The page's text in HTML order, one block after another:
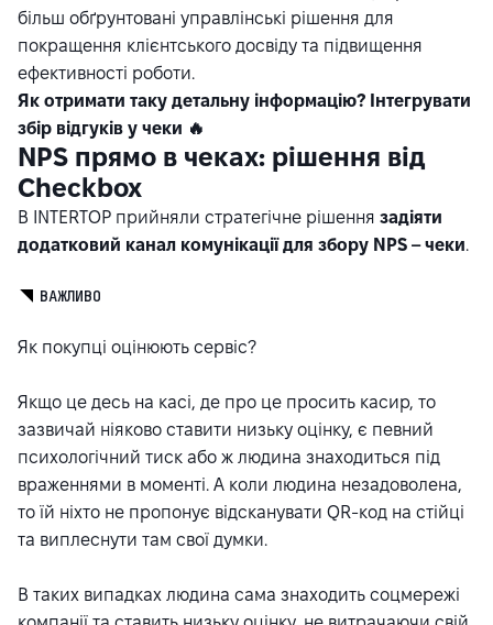
більш обґрунтовані управлінські рішення для
покращення клієнтського досвіду та підвищення
ефективності роботи.
Як отримати таку детальну інформацію? Інтегрувати
збір відгуків у чеки 🔥
NPS прямо в чеках: рішення від
Checkbox
В INTERTOP прийняли стратегічне рішення задіяти
додатковий канал комунікації для збору NPS – чеки.
ВАЖЛИВО
Як покупці оцінюють сервіс?
Якщо це десь на касі, де про це просить касир, то
зазвичай ніяково ставити низьку оцінку, є певний
психологічний тиск або ж людина знаходиться під
враженнями в моменті. А коли людина незадоволена,
то їй ніхто не пропонує відсканувати QR-код на стійці
та виплеснути там свої думки.
В таких випадках людина сама знаходить соцмережі